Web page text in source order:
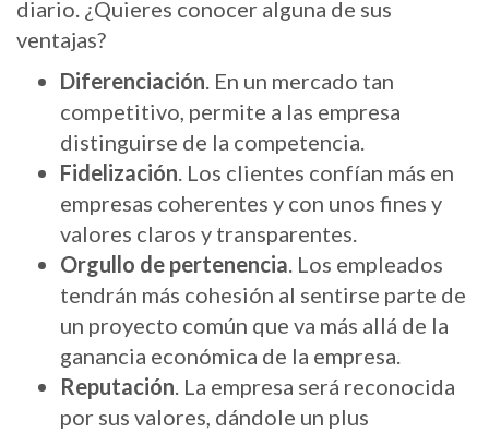
diario. ¿Quieres conocer alguna de sus
ventajas?
Diferenciación. En un mercado tan
competitivo, permite a las empresa
distinguirse de la competencia.
Fidelización. Los clientes confían más en
empresas coherentes y con unos fines y
valores claros y transparentes.
Orgullo de pertenencia. Los empleados
tendrán más cohesión al sentirse parte de
un proyecto común que va más allá de la
ganancia económica de la empresa.
Reputación. La empresa será reconocida
por sus valores, dándole un plus